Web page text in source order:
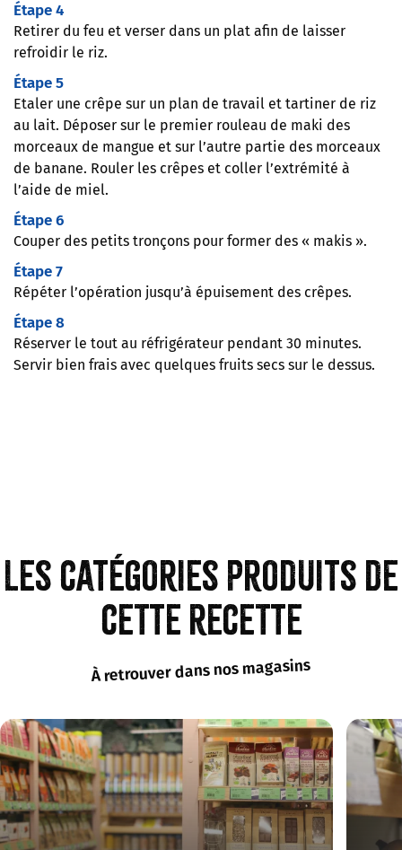
Étape 4
Retirer du feu et verser dans un plat afin de laisser
refroidir le riz.
Étape 5
Etaler une crêpe sur un plan de travail et tartiner de riz
au lait. Déposer sur le premier rouleau de maki des
morceaux de mangue et sur l’autre partie des morceaux
de banane. Rouler les crêpes et coller l’extrémité à
l’aide de miel.
Étape 6
Couper des petits tronçons pour former des « makis ».
Étape 7
Répéter l’opération jusqu’à épuisement des crêpes.
Étape 8
Réserver le tout au réfrigérateur pendant 30 minutes.
Servir bien frais avec quelques fruits secs sur le dessus.
Les catégories produits de
cette recette
À retrouver dans nos magasins